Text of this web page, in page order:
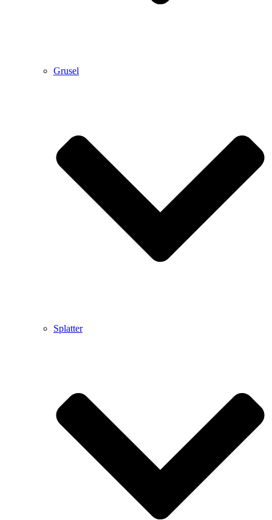
Grusel
Splatter